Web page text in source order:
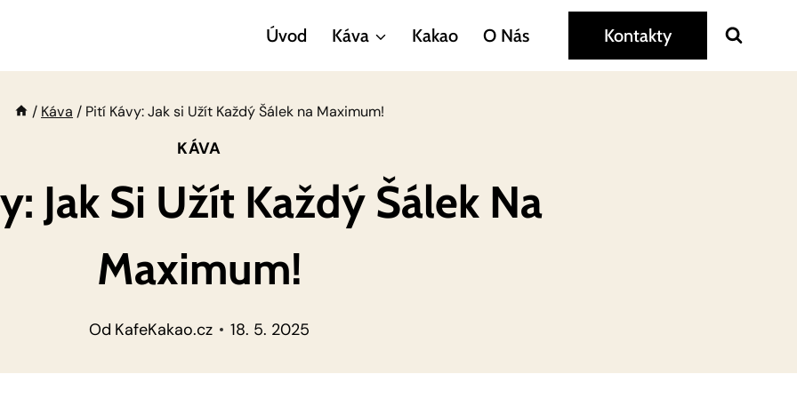
Úvod Káva Kakao O Nás Kontakty
/ Káva / Pití Kávy: Jak si Užít Každý Šálek na Maximum!
KÁVA
Jak Si Užít Každý Šálek Na
Maximum!
Od KafeKakao.cz 18. 5. 2025